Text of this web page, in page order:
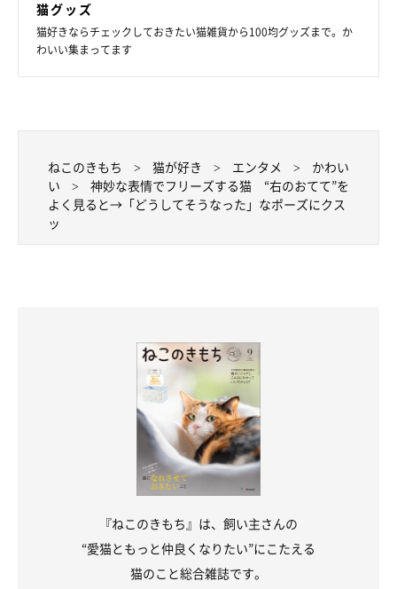
寄り添うしゃけくんとおかかくん。
@onigiri_dx
最後に、愛猫たちへの思いと今後の暮らしについてうかがいまし
「まだ迎えて2年も経っていませんが、なくてはならない大切な
存在です。何度見ても新鮮に可愛いなと思います。2匹とも、30
才まで生きてほしいです！」
猫グッズ
猫好きならチェックしておきたい猫雑貨から100均グッズまで。か
わいい集まってます
ねこのきもち 猫が好き エンタメ
かわい
い
神妙な表情でフリーズする猫 “右のおてて”を
よく見ると→「どうしてそうなった」なポーズにクス
ッ
『ねこのきもち』は、飼い主さんの
“愛猫ともっと仲良くなりたい”にこたえる
猫のこと総合雑誌です。